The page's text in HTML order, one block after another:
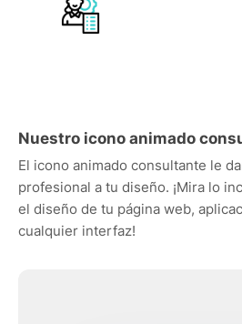
Nuestro icono animado
El icono animado consultante le
profesional a tu diseño. ¡Mira lo
el diseño de tu página web,
cualquier interfaz!